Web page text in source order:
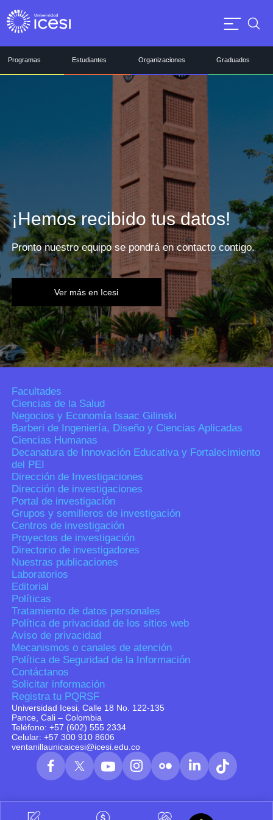
Programas Estudiantes Organizaciones Graduados
¡Hemos recibido tus datos!
Pronto nuestro equipo se pondrá en contacto contigo.
Ver más en Icesi
Universidad Icesi, Calle 18 No. 122-135
Pance, Cali – Colombia
Teléfono: +57 (602) 555 2334
Celular: +57 300 910 8606
ventanillaunicaicesi@icesi.edu.co
Facultades
Ciencias de la Salud
Negocios y Economía Isaac Gilinski
Barberi de Ingeniería, Diseño y Ciencias Aplicadas
Ciencias Humanas
Decanatura de Innovación Educativa y Fortalecimiento
del PEI
Dirección de Investigaciones
Dirección de investigaciones
Portal de investigación
Grupos y semilleros de investigación
Centros de investigación
Proyectos de investigación
Directorio de investigadores
Nuestras publicaciones
Laboratorios
Editorial
Políticas
Tratamiento de datos personales
Política de privacidad de los sitios web
Aviso de privacidad
Mecanismos o canales de atención
Política de Seguridad de la Información
Contáctanos
Solicitar información
Registra tu PQRSF